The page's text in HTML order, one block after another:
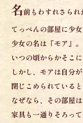
名前もわすれさられ
てっぺんの部屋に少女
少女の名は『モア』。
いつの頃からかそこ
しかし、モアは自分が
閉じこめられている
なぜなら、その部屋は
家具も一通りそろって